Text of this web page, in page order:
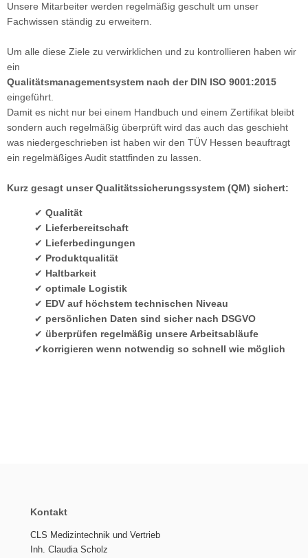
Unsere Mitarbeiter werden regelmäßig geschult um unser
Fachwissen ständig zu erweitern.
Um alle diese Ziele zu verwirklichen und zu kontrollieren haben wir
ein
Qualitätsmanagementsystem nach der DIN ISO 9001:2015
eingeführt.
Damit es nicht nur bei einem Handbuch und einem Zertifikat bleibt
sondern auch regelmäßig überprüft wird das auch das geschieht
was niedergeschrieben ist haben wir den TÜV Hessen beauftragt
ein regelmäßiges Audit stattfinden zu lassen.
Kurz gesagt unser Qualitätssicherungssystem (QM) sichert:
✔ Qualität
✔ Lieferbereitschaft
✔ Lieferbedingungen
✔ Produktqualität
✔ Haltbarkeit
✔ optimale Logistik
✔ EDV auf höchstem technischen Niveau
✔ persönlichen Daten sind sicher nach DSGVO
✔ überprüfen regelmäßig unsere Arbeitsabläufe
✔korrigieren wenn notwendig so schnell wie möglich
Kontakt
CLS Medizintechnik und Vertrieb
Inh. Claudia Scholz